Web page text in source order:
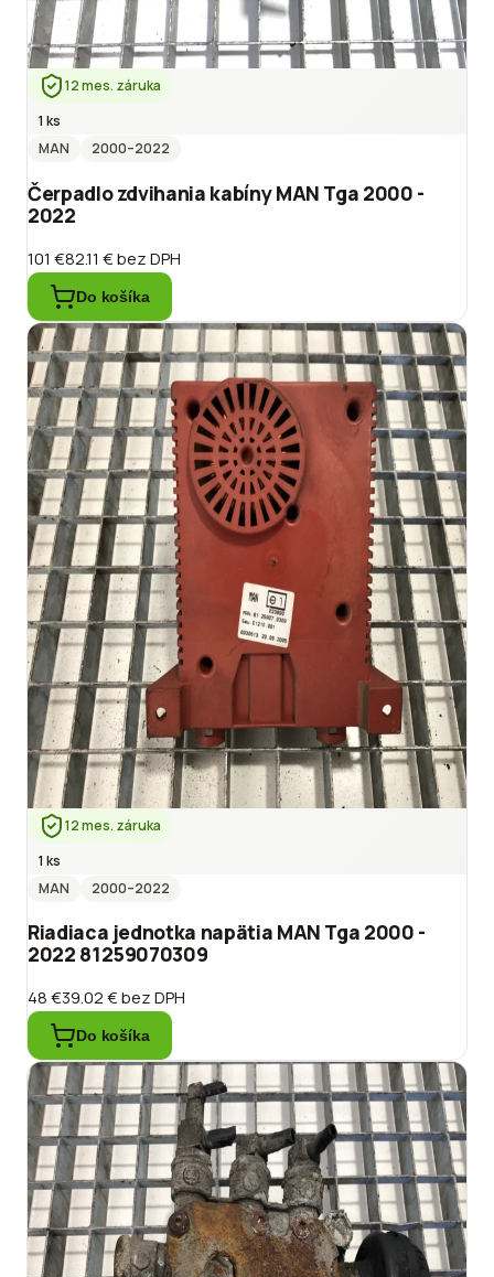
12 mes. záruka
1 ks
MAN
2000–2022
Čerpadlo zdvihania kabíny MAN Tga 2000 -
2022
101 €82.11 €bez DPH
Do košíka
12 mes. záruka
1 ks
MAN
2000–2022
Riadiaca jednotka napätia MAN Tga 2000 -
2022 81259070309
48 €39.02 €bez DPH
Do košíka